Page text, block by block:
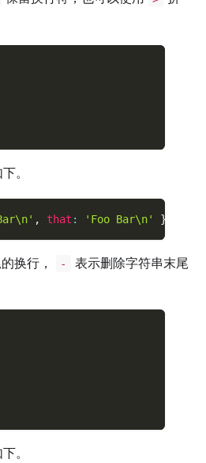
。
, that : 'Foo Bar\n' }
换行， -
表示删除字符串末尾
。